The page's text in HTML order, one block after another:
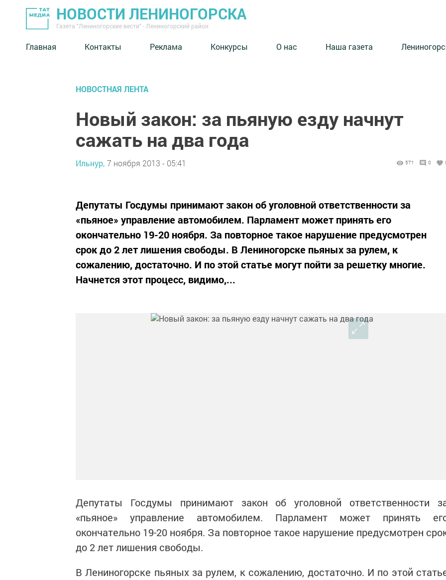
НОВОСТИ ЛЕНИНОГОРСКА
Газета "Лениногорские вести" - Лениногорский район
Главная Контакты Реклама Конкурсы О нас Наша газета
НОВОСТНАЯ ЛЕНТА
Новый закон: за пьяную езду начнут
сажать на два года
Ильнур, 7 ноября 2013 - 05:41 571 0
Депутаты Госдумы принимают закон об уголовной ответственности за
«пьяное» управление автомобилем. Парламент может принять его
окончательно 19-20 ноября. За повторное такое нарушение предусмотрен
срок до 2 лет лишения свободы. В Лениногорске пьяных за рулем, к
сожалению, достаточно. И по этой статье могут пойти за решетку многие.
Начнется этот процесс, видимо,...
Депутаты Госдумы принимают закон об уголовной ответственности
«пьяное» управление автомобилем. Парламент может принять
окончательно 19-20 ноября. За повторное такое нарушение предусмотрен
до 2 лет лишения свободы.
В Лениногорске пьяных за рулем, к сожалению, достаточно. И по этой